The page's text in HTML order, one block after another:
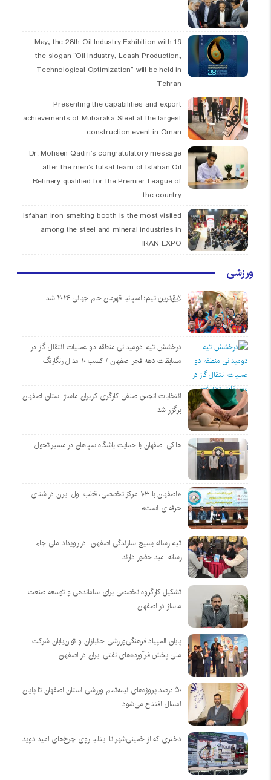
19 May, the 28th Oil Industry Exhibition with
the slogan “Oil Industry, Leash Production,
Technological Optimization” will be held in
Tehran
Presenting the capabilities and export
achievements of Mubaraka Steel at the largest
construction event in Oman
Dr. Mohsen Qadiri’s congratulatory message
after the men’s futsal team of Isfahan Oil
Refinery qualified for the Premier League of
the country
Isfahan iron smelting booth is the most visited
among the steel and mineral industries in
IRAN EXPO
ورزشی
لایق‌ترین تیم؛ اسپانیا قهرمان جام جهانی ۲۰۲۶ شد
درخشش تیم دومیدانی منطقه دو عملیات انتقال گاز در
مسابقات دهه فجر اصفهان / کسب ۱۰ مدال رنگارنگ
انتخابات انجمن صنفی کارگری کاربران ماساژ استان اصفهان
برگزار شد
هاکی اصفهان با حمایت باشگاه سپاهان در مسیر تحول
«اصفهان با ۱۰۳ مرکز تخصصی، قطب اول ایران در شنای
حرفه‌ای است»
تیم رسانه بسیج سازندگی اصفهان در رویداد ملی جام
رسانه امید حضور دارند
تشکیل کارگروه تخصصی برای ساماندهی و توسعه صنعت
ماساژ در اصفهان
پایان المپیاد فرهنگی‌ورزشی جانبازان و توان‌یابان شرکت
ملی پخش فرآورده‌های نفتی ایران در اصفهان
۵۰ درصد پروژه‌های نیمه‌تمام ورزشی استان اصفهان تا پایان
امسال افتتاح می‌شود
دختری که از خمینی‌شهر تا ایتالیا روی چرخ‌های امید دوید